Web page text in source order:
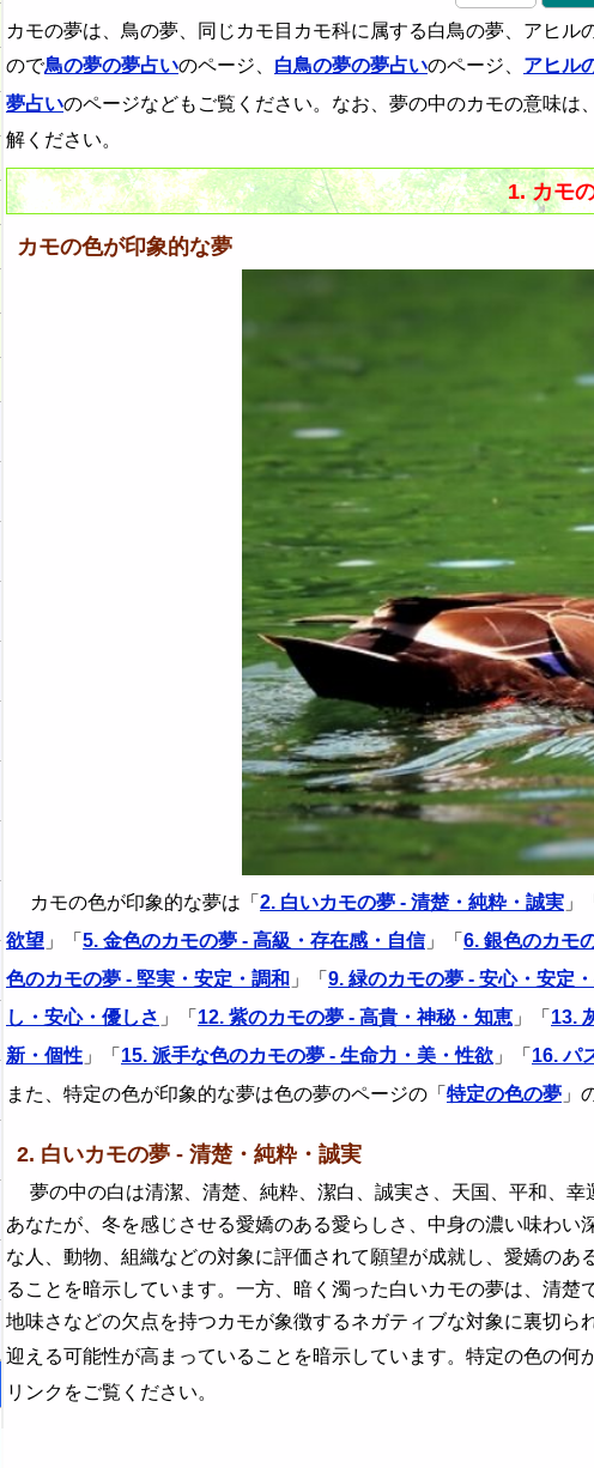
カモの夢は、鳥の夢、同じカモ目カモ科に属する白鳥の夢、アヒ
ので鳥の夢の夢占いのページ、 白鳥の夢の夢占いのページ、 アヒル
夢占いのページなどもご覧ください。なお、夢の中のカモの意味
解ください。
1. カモ
カモの色が印象的な夢
カモの色が印象的な夢は「 2. 白いカモの夢 - 清楚・純粋・誠実 」「
欲望 」「 5. 金色のカモの夢 - 高級・存在感・自信」「 6. 銀色のカモ
色のカモの夢 - 堅実・安定・調和 」「 9. 緑のカモの夢 - 安心・安定
し・安心・優しさ 」「 12. 紫のカモの夢 - 高貴・神秘・知恵 」「 13.
新・個性 」「 15. 派手な色のカモの夢 - 生命力・美・性欲 」「 16. パ
また、特定の色が印象的な夢は色の夢のページの「 特定の色の夢 」
2. 白いカモの夢 - 清楚・純粋・誠実
夢の中の白は清潔、清楚、純粋、潔白、誠実さ、天国、平和、
あなたが、冬を感じさせる愛嬌のある愛らしさ、中身の濃い味わ
な人、動物、組織などの対象に評価されて願望が成就し、愛嬌の
ることを暗示しています。一方、暗く濁った白いカモの夢は、清
地味さなどの欠点を持つカモが象徴するネガティブな対象に裏切
迎える可能性が高まっていることを暗示しています。特定の色の何
リンクをご覧ください。